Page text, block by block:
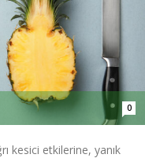
0
kesici etkilerine, yanık